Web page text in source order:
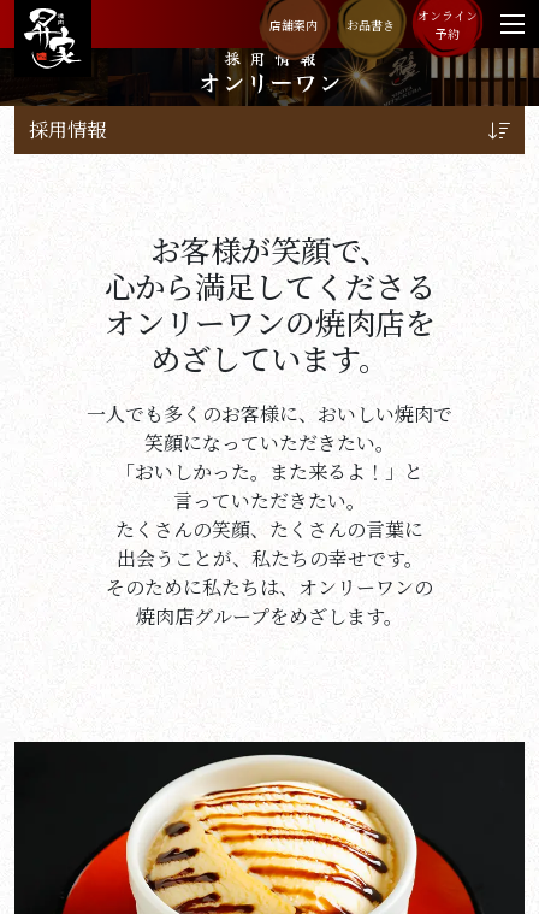
店舗案内 お品書き
オンライン
予約
採用情報
オンリーワン
採用情報
お客様が笑顔で、
心から満足してくださる
オンリーワンの焼肉店を
めざしています。
一人でも多くのお客様に、おいしい焼肉で
笑顔になっていただきたい。
「おいしかった。また来るよ！」と
言っていただきたい。
たくさんの笑顔、たくさんの言葉に
出会うことが、私たちの幸せです。
そのために私たちは、オンリーワンの
焼肉店グループをめざします。